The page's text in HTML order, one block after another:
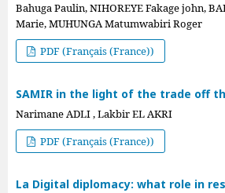
Bahuga Paulin, NIHOREYE Fakage john,
Marie, MUHUNGA Matumwabiri Roger
PDF (Français (France))
SAMIR in the light of the trade off
Narimane ADLI , Lakbir EL AKRI
PDF (Français (France))
La Digital diplomacy: what role in